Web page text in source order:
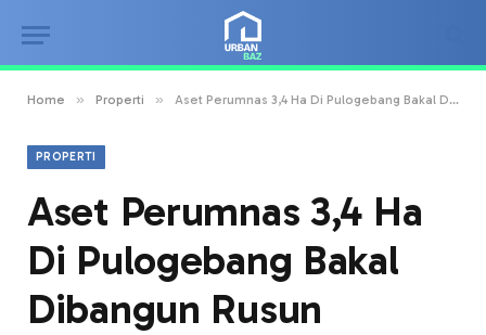
Home » Properti » Aset Perumnas 3,4 Ha Di Pulogebang Bakal Dibangun Rusun
PROPERTI
Aset Perumnas 3,4 Ha
Di Pulogebang Bakal
Dibangun Rusun